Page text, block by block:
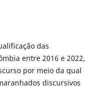
das
entre 2016 e 2022,
por meio da qual
discursivos